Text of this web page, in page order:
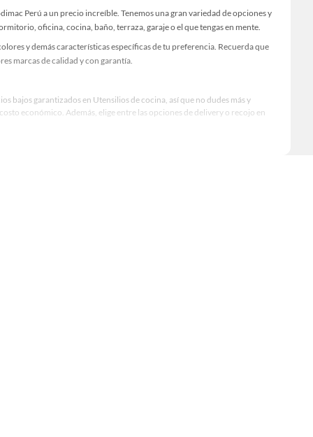
Perú a un precio increíble. Tenemos una gran variedad de opciones y
oficina, cocina, baño, terraza, garaje o el que tengas en mente.
y demás características específicas de tu preferencia. Recuerda que
marcas de calidad y con garantía.
bajos garantizados en Utensilios de cocina, así que no dudes más y
económico. Además, elige entre las opciones de delivery o recojo en